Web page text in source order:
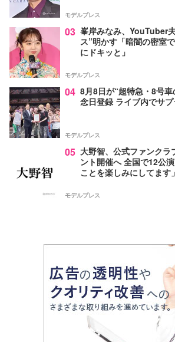
モデルプレス
03 峯岸みなみ、YouTuber
ス”明かす「暗闇の密室
にドキッと」
モデルプレス
04 8月8日が“超特急・8号
念日登録 ライブ内でサ
モデルプレス
05 大野智、公式ファンクラ
ント開催へ 全国で12公
ことを楽しみにしてます
モデルプレス